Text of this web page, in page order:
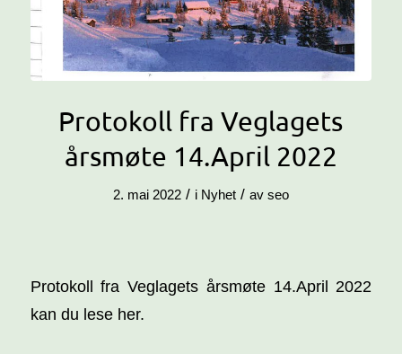
Protokoll fra Veglagets
årsmøte 14.April 2022
2. mai 2022 / i Nyhet / av seo
Protokoll fra Veglagets årsmøte 14.April 2022
kan du lese her.